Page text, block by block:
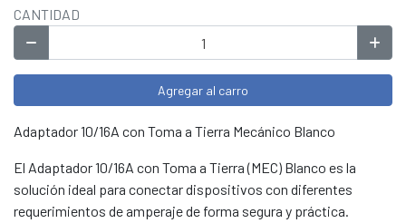
CANTIDAD
Agregar al carro
Adaptador 10/16A con Toma a Tierra Mecánico Blanco
El Adaptador 10/16A con Toma a Tierra (MEC) Blanco es la
solución ideal para conectar dispositivos con diferentes
requerimientos de amperaje de forma segura y práctica.